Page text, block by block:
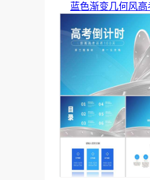
蓝色渐变几何风